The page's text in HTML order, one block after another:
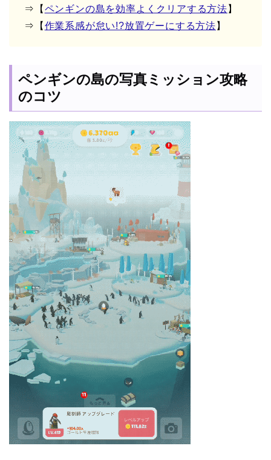
⇒【 ペンギンの島を効率よくクリアする方法 】
⇒【 作業系感が怠い!?放置ゲーにする方法 】
ペンギンの島の写真ミッション攻略
のコツ